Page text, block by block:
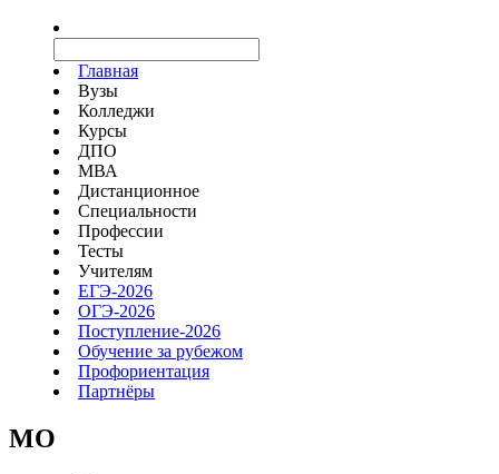
Главная
Вузы
Колледжи
Курсы
ДПО
МВА
Дистанционное
Специальности
Профессии
Тесты
Учителям
ЕГЭ-2026
ОГЭ-2026
Поступление-2026
Обучение за рубежом
Профориентация
Партнёры
MO